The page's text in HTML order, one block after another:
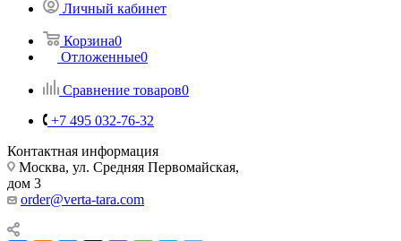
Личный кабинет
Корзина0
Отложенные0
Сравнение товаров0
+7 495 032-76-32
Контактная информация
Москва, ул. Средняя Первомайская,
дом 3
order@verta-tara.com